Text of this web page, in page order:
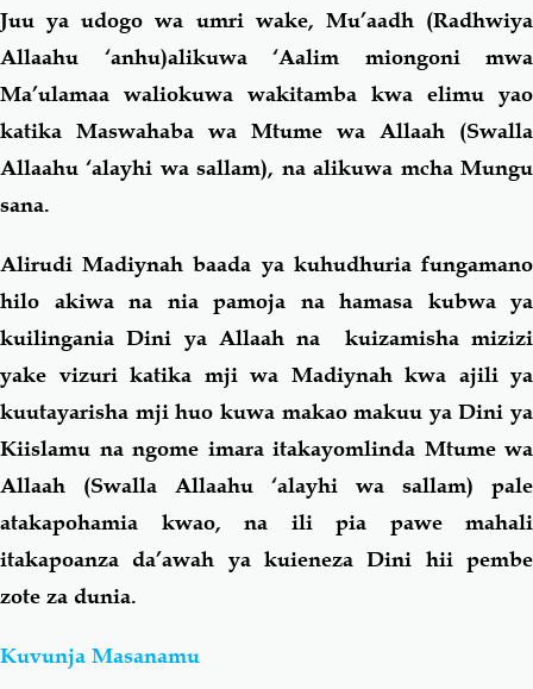
Juu ya udogo wa umri wake, Mu’aadh (Radhwiya
Allaahu ‘anhu)alikuwa ‘Aalim miongoni mwa
Ma’ulamaa waliokuwa wakitamba kwa elimu yao
katika Maswahaba wa Mtume wa Allaah (Swalla
Allaahu ‘alayhi wa sallam), na alikuwa mcha Mungu
sana.
Alirudi Madiynah baada ya kuhudhuria fungamano
hilo akiwa na nia pamoja na hamasa kubwa ya
kuilingania Dini ya Allaah na kuizamisha mizizi
yake vizuri katika mji wa Madiynah kwa ajili ya
kuutayarisha mji huo kuwa makao makuu ya Dini ya
Kiislamu na ngome imara itakayomlinda Mtume wa
Allaah (Swalla Allaahu ‘alayhi wa sallam) pale
atakapohamia kwao, na ili pia pawe mahali
itakapoanza da’awah ya kuieneza Dini hii pembe
zote za dunia.
Kuvunja Masanamu